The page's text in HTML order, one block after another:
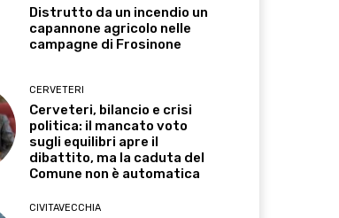
Distrutto da un incendio un
capannone agricolo nelle
campagne di Frosinone
CERVETERI
Cerveteri, bilancio e crisi
politica: il mancato voto
sugli equilibri apre il
dibattito, ma la caduta del
Comune non è automatica
CIVITAVECCHIA